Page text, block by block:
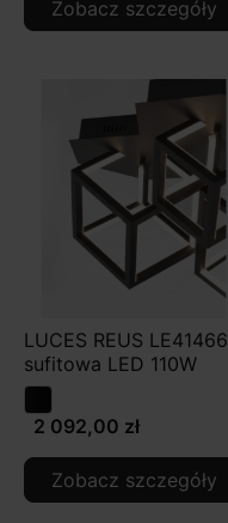
Zobacz szczegóły
LUCES REUS LE41466
sufitowa LED 110W
2 092,00 zł
Zobacz szczegóły